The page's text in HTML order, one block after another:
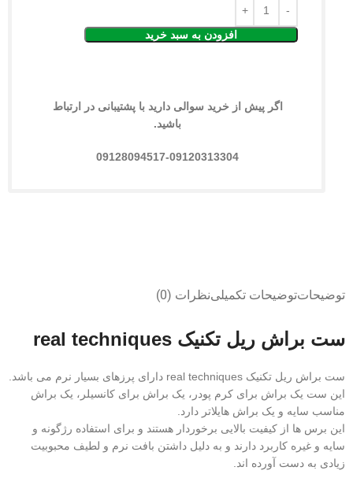
افزودن به سبد خرید
اگر پیش از خرید سوالی دارید با پشتیبانی در ارتباط
باشید.
09128094517-09120313304
توضیحاتتوضیحات تکمیلینظرات (0)
ست براش ریل تکنیک real techniques
ست براش ریل تکنیک real techniques دارای پرزهای بسیار نرم می باشد.
این ست یک براش برای کرم پودر، یک براش برای کانسیلر، یک براش
مناسب سایه و یک براش هایلاتر دارد.
این برس ها از کیفیت بالایی برخوردار هستند و برای استفاده رژگونه و
سایه و غیره کاربرد دارند و به دلیل داشتن بافت نرم و لطیف محبوبیت
زیادی به دست آورده اند.